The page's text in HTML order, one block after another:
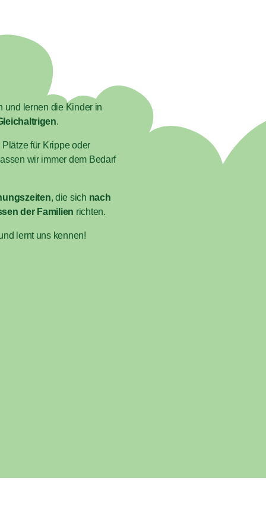
und lernen die Kinder in
.
für Krippe oder
wir immer dem Bedarf
, die sich nach
der Familien richten.
lernt uns kennen!